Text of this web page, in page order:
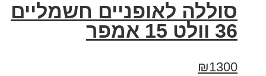
סוללה לאופניים חשמליים
36 וולט 15 אמפר
₪1300